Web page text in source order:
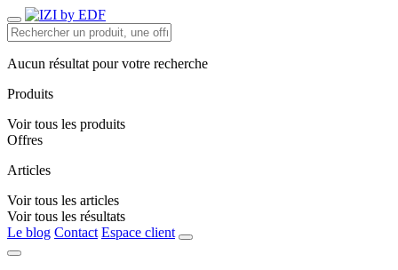
Aucun résultat pour votre recherche
Produits
Voir tous les produits
Offres
Articles
Voir tous les articles
Voir tous les résultats
Le blog Contact Espace client